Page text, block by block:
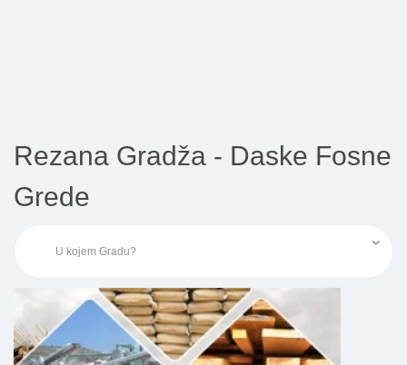
Rezana Gradža - Daske Fosne
Grede